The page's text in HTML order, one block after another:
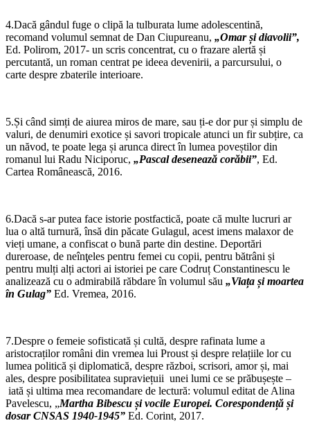
4.Dacă gândul fuge o clipă la tulburata lume adolescentină,
recomand volumul semnat de Dan Ciupureanu, „Omar și diavolii”,
Ed. Polirom, 2017- un scris concentrat, cu o frazare alertă și
percutantă, un roman centrat pe ideea devenirii, a parcursului, o
carte despre zbaterile interioare.
5.Și când simți de aiurea miros de mare, sau ți-e dor pur și simplu de
valuri, de denumiri exotice și savori tropicale atunci un fir subțire, ca
un năvod, te poate lega și arunca direct în lumea poveștilor din
romanul lui Radu Niciporuc, „Pascal desenează corăbii”, Ed.
Cartea Românească, 2016.
6.Dacă s-ar putea face istorie postfactică, poate că multe lucruri ar
lua o altă turnură, însă din păcate Gulagul, acest imens malaxor de
vieți umane, a confiscat o bună parte din destine. Deportări
dureroase, de neînţeles pentru femei cu copii, pentru bătrâni și
pentru mulți alți actori ai istoriei pe care Codruț Constantinescu le
analizează cu o admirabilă răbdare în volumul său „Viața și moartea
în Gulag” Ed. Vremea, 2016.
7.Despre o femeie sofisticată și cultă, despre rafinata lume a
aristocraților români din vremea lui Proust și despre relațiile lor cu
lumea politică și diplomatică, despre război, scrisori, amor și, mai
ales, despre posibilitatea supraviețuii unei lumi ce se prăbușește –
iată și ultima mea recomandare de lectură: volumul editat de Alina
Pavelescu, „Martha Bibescu și vocile Europei. Corespondență și
dosar CNSAS 1940-1945” Ed. Corint, 2017.